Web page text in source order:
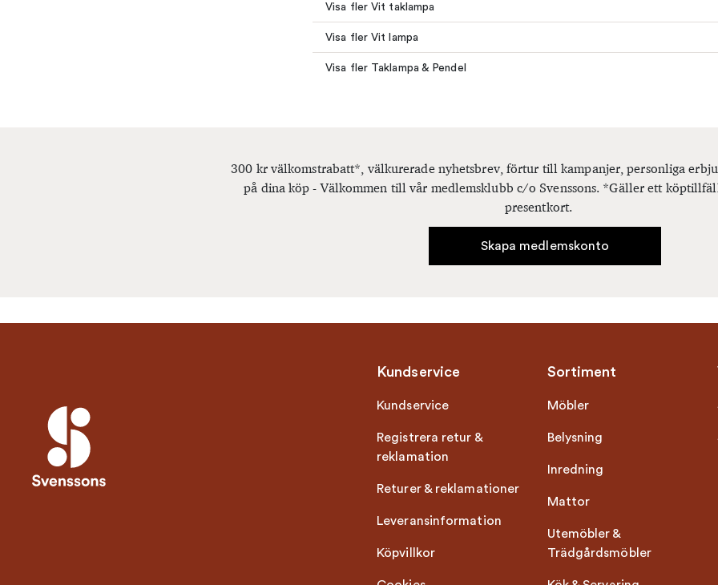
Visa fler Vit taklampa
Visa fler Vit lampa
Visa fler Taklampa & Pendel
300 kr välkomstrabatt*, välkurerade nyhetsbrev, förtur till kampanjer, personliga
på dina köp - Välkommen till vår medlemsklubb c/o Svenssons. *Gäller ett
presentkort.
Skapa medlemskonto
Kundservice
Kundservice
Registrera retur &
reklamation
Returer & reklamationer
Leveransinformation
Köpvillkor
Sortiment
Möbler
Belysning
Inredning
Mattor
Utemöbler &
Trädgårdsmöbler